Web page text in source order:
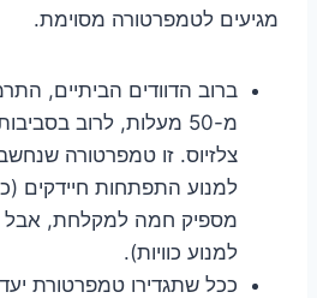
מגיעים לטמפרטורה מסוימת.
ברוב הדוודים הביתיים,
צלזיוס. זו טמפרטורה
למנוע התפתחות חיידקים
מספיק חמה למקלחת, אבל
למנוע כוויות).
ככל שתגדירו טמפרטורת